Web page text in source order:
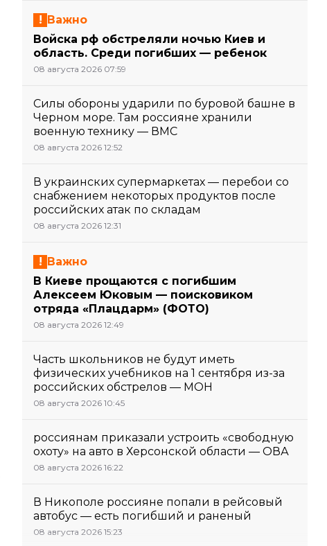
Важно
Войска рф обстреляли ночью Киев и
область. Среди погибших — ребенок
08 августа 2026 07:59
Силы обороны ударили по буровой башне в
Черном море. Там россияне хранили
военную технику — ВМС
08 августа 2026 12:52
В украинских супермаркетах — перебои со
снабжением некоторых продуктов после
российских атак по складам
08 августа 2026 12:31
Важно
В Киеве прощаются с погибшим
Алексеем Юковым — поисковиком
отряда «Плацдарм» (ФОТО)
08 августа 2026 12:49
Часть школьников не будут иметь
физических учебников на 1 сентября из-за
российских обстрелов — МОН
08 августа 2026 10:45
россиянам приказали устроить «свободную
охоту» на авто в Херсонской области — ОВА
08 августа 2026 16:22
В Никополе россияне попали в рейсовый
автобус — есть погибший и раненый
08 августа 2026 15:23